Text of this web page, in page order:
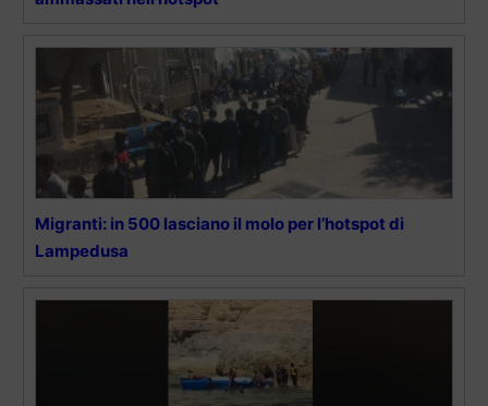
Migranti: in 500 lasciano il molo per l’hotspot di
Lampedusa